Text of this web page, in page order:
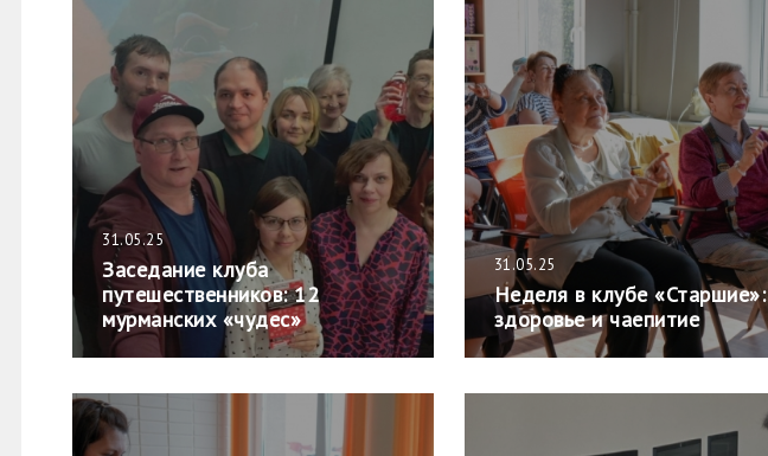
31.05.25
Заседание клуба
путешественников: 12
мурманских «чудес»
31.05.25
Неделя в клубе «Старшие»:
здоровье и чаепитие